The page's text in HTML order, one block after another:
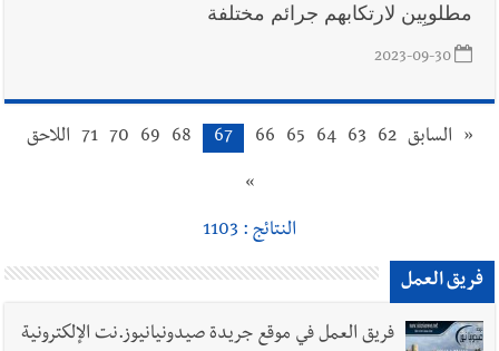
مطلوبِين لارتكابهم جرائم مختلفة
2023-09-30
« السابق 62
63
64
65
66
67
68
69
70
71 اللاحق
»
النتائج : 1103
فريق العمل
فريق العمل في موقع جريدة صيدونيانيوز.نت الإلكترونية